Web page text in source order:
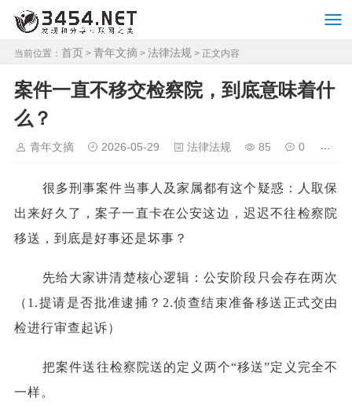
当前位置： 首页 > 青年文摘 > 法律法规 > 正文内容
案件一直不移交检察院，到底意味着什
么？
青年文摘 2026-05-29 法律法规 85 0
很多刑事案件当事人及家属都有这个疑惑：人取保
出来好久了，案子一直卡在公安这边，迟迟不往检察院
移送，到底是好事还是坏事？
先给大家讲清楚核心逻辑：公安阶段只会存在两次
（1.提请是否批准逮捕？2.侦查结束准备移送正式交由
检进行审查起诉）
把案件送往检察院送的定义两个“移送”定义完全不
一样。